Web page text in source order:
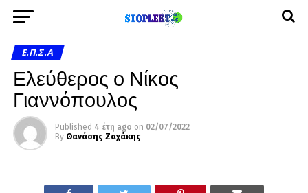
Ε.Π.Σ.Α
Ελεύθερος ο Νίκος
Γιαννόπουλος
Published 4 έτη ago on 02/07/2022
By Θανάσης Ζαχάκης